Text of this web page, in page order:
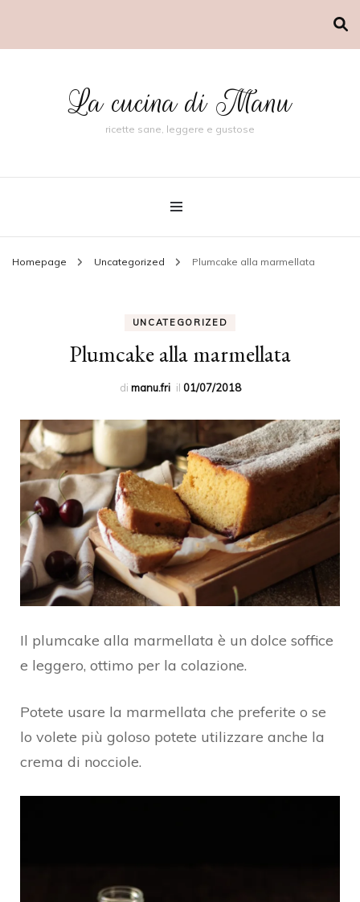
La cucina di Manu
ricette sane, leggere e gustose
Homepage Uncategorized Plumcake alla marmellata
UNCATEGORIZED
Plumcake alla marmellata
di manu.fri il 01/07/2018
Il plumcake alla marmellata è un dolce soffice
e leggero, ottimo per la colazione.
Potete usare la marmellata che preferite o se
lo volete più goloso potete utilizzare anche la
crema di nocciole.